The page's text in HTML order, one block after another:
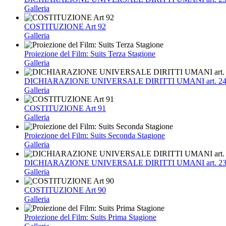
Galleria
COSTITUZIONE Art 92
Galleria
Proiezione del Film: Suits Terza Stagione
Galleria
DICHIARAZIONE UNIVERSALE DIRITTI UMANI art. 24
Galleria
COSTITUZIONE Art 91
Galleria
Proiezione del Film: Suits Seconda Stagione
Galleria
DICHIARAZIONE UNIVERSALE DIRITTI UMANI art. 23
Galleria
COSTITUZIONE Art 90
Galleria
Proiezione del Film: Suits Prima Stagione